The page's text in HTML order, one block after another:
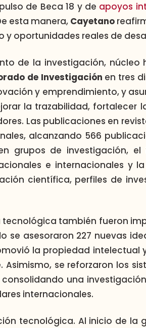
de Beca 18 y de apoyos
esta manera, Cayetano
oportunidades reales de
de la investigación,
de Investigación en tres
y emprendimiento, y
la trazabilidad,
Las publicaciones en
alcanzando 566
grupos de investigación,
e internacionales y
científica, perfiles de
tecnológica también fueron
se asesoraron 227 nuevas
la propiedad intelectual
se reforzaron los
una
internacionales.
tecnológica. Al inicio de la